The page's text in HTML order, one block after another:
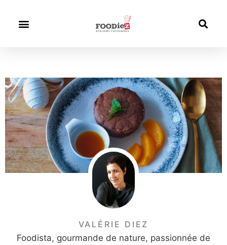
VALÉRIE DIEZ
Foodista, gourmande de nature, passionnée de